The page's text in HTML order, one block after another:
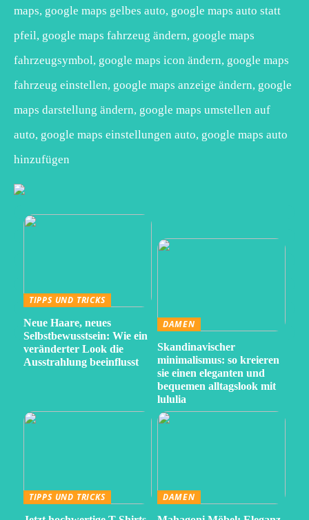
maps, google maps gelbes auto, google maps auto statt
pfeil, google maps fahrzeug ändern, google maps
fahrzeugsymbol, google maps icon ändern, google maps
fahrzeug einstellen, google maps anzeige ändern, google
maps darstellung ändern, google maps umstellen auf
auto, google maps einstellungen auto, google maps auto
hinzufügen
TIPPS UND TRICKS
Neue Haare, neues
Selbstbewusstsein: Wie ein
veränderter Look die
Ausstrahlung beeinflusst
DAMEN
Skandinavischer
minimalismus: so kreieren
sie einen eleganten und
bequemen alltagslook mit
lululia
TIPPS UND TRICKS
DAMEN